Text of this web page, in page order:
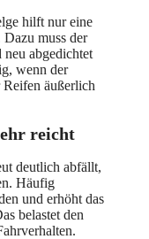
hilft nur eine
muss der
abgedichtet
wenn der
äußerlich
reicht
deutlich abfällt,
Häufig
und erhöht das
belastet den